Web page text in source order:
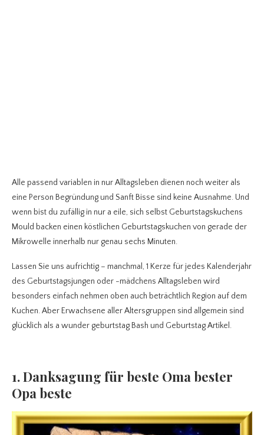
Alle passend variablen in nur Alltagsleben dienen noch weiter als
eine Person Begründung und Sanft Bisse sind keine Ausnahme. Und
wenn bist du zufällig in nur a eile, sich selbst Geburtstagskuchens
Mould backen einen köstlichen Geburtstagskuchen von gerade der
Mikrowelle innerhalb nur genau sechs Minuten.
Lassen Sie uns aufrichtig – manchmal, 1 Kerze für jedes Kalenderjahr
des Geburtstagsjungen oder -mädchens Alltagsleben wird
besonders einfach nehmen oben auch beträchtlich Region auf dem
Kuchen. Aber Erwachsene aller Altersgruppen sind allgemein sind
glücklich als a wunder geburtstag Bash und Geburtstag Artikel.
1. Danksagung für beste Oma bester
Opa beste